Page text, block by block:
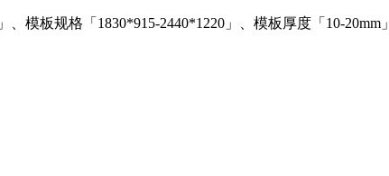
模板规格「1830*915-2440*1220」、模板厚度「10-20mm」